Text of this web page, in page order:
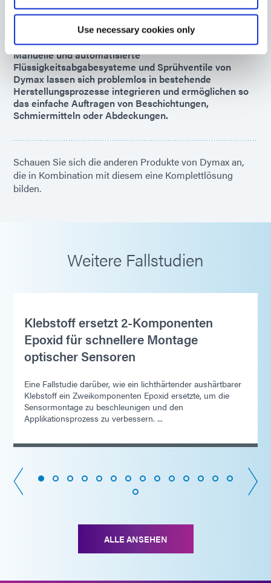
Use necessary cookies only
Manuelle und automatisierte
Flüssigkeitsabgabesysteme und Sprühventile von
Dymax lassen sich problemlos in bestehende
Herstellungsprozesse integrieren und ermöglichen so
das einfache Auftragen von Beschichtungen,
Schmiermitteln oder Abdeckungen.
Schauen Sie sich die anderen Produkte von Dymax an,
die in Kombination mit diesem eine Komplettlösung
bilden.
Weitere Fallstudien
Klebstoff ersetzt 2-Komponenten
Epoxid für schnellere Montage
optischer Sensoren
Eine Fallstudie darüber, wie ein lichthärtender aushärtbarer
Klebstoff ein Zweikomponenten Epoxid ersetzte, um die
Sensormontage zu beschleunigen und den
Applikationsprozess zu verbessern. ...
ALLE ANSEHEN